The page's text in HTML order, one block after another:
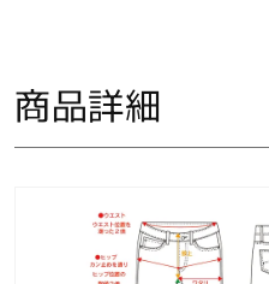
商品詳細